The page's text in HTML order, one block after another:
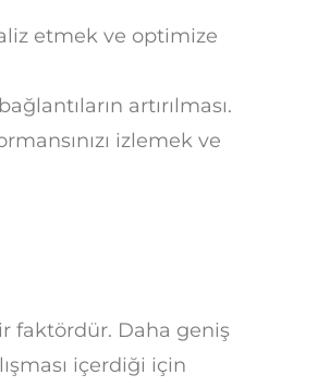
etmek ve optimize
artırılması.
izlemek ve
faktördür. Daha geniş
içerdiği için